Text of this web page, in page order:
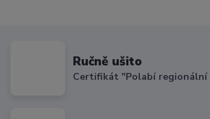
Ručně ušito
Certifikát "Polabí